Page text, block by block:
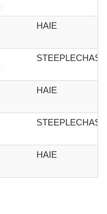
HAIE
STEEPLECHASE
HAIE
STEEPLECHASE
HAIE